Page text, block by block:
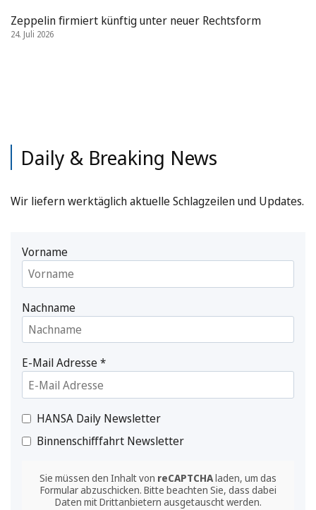
Zeppelin firmiert künftig unter neuer Rechtsform
24. Juli 2026
Daily & Breaking News
Wir liefern werktäglich aktuelle Schlagzeilen und Updates.
Vorname
Nachname
E-Mail Adresse*
HANSA Daily Newsletter
Binnenschifffahrt Newsletter
Sie müssen den Inhalt von reCAPTCHAladen, um das
Formular abzuschicken. Bitte beachten Sie, dass dabei
Daten mit Drittanbietern ausgetauscht werden.